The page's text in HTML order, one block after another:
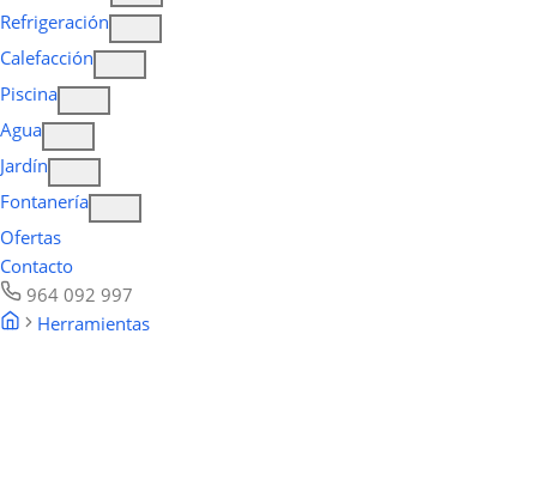
Refrigeración
Calefacción
Piscina
Agua
Jardín
Fontanería
Ofertas
Contacto
964 092 997
Herramientas